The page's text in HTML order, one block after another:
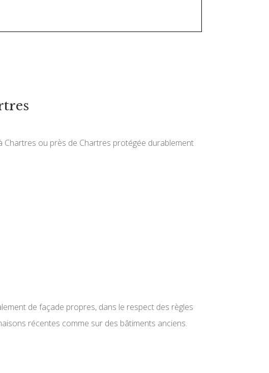
ou près de Chartres protégée durablement
de façade propres, dans le respect des règles
récentes comme sur des bâtiments anciens.